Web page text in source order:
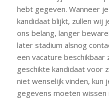
hebt gegeven. Wanneer
kandidaat blijkt, zullen wij
ons belang, langer
later stadium alsnog
een vacature
geschikte kandidaat voor
niet wenselijk vinden, kun
gegevens moeten wissen